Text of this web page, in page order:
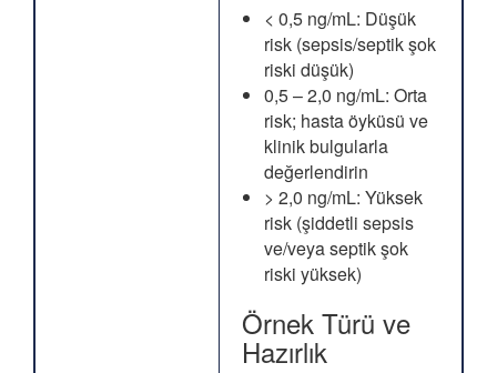
< 0,5 ng/mL: Düşük
risk (sepsis/septik şok
riski düşük)
0,5 – 2,0 ng/mL: Orta
risk; hasta öyküsü ve
klinik bulgularla
değerlendirin
> 2,0 ng/mL: Yüksek
risk (şiddetli sepsis
ve/veya septik şok
riski yüksek)
Örnek Türü ve
Hazırlık